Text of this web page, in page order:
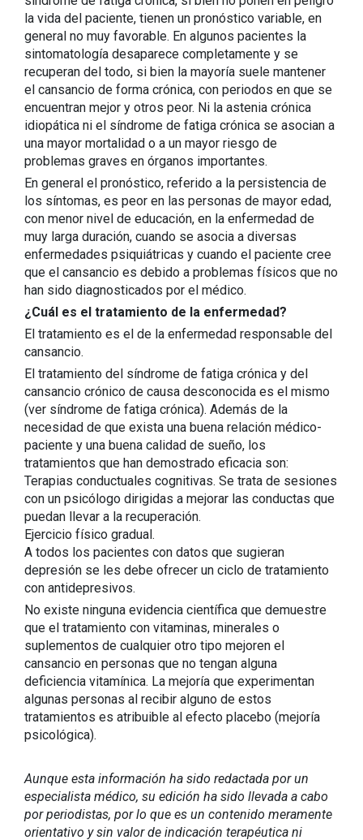
la vida del paciente, tienen un pronóstico variable, en
general no muy favorable. En algunos pacientes la
sintomatología desaparece completamente y se
recuperan del todo, si bien la mayoría suele mantener
el cansancio de forma crónica, con periodos en que se
encuentran mejor y otros peor. Ni la astenia crónica
idiopática ni el síndrome de fatiga crónica se asocian a
una mayor mortalidad o a un mayor riesgo de
problemas graves en órganos importantes.
En general el pronóstico, referido a la persistencia de
los síntomas, es peor en las personas de mayor edad,
con menor nivel de educación, en la enfermedad de
muy larga duración, cuando se asocia a diversas
enfermedades psiquiátricas y cuando el paciente cree
que el cansancio es debido a problemas físicos que no
han sido diagnosticados por el médico.
¿Cuál es el tratamiento de la enfermedad?
El tratamiento es el de la enfermedad responsable del
cansancio.
El tratamiento del síndrome de fatiga crónica y del
cansancio crónico de causa desconocida es el mismo
(ver síndrome de fatiga crónica). Además de la
necesidad de que exista una buena relación médico-
paciente y una buena calidad de sueño, los
tratamientos que han demostrado eficacia son:
Terapias conductuales cognitivas. Se trata de sesiones
con un psicólogo dirigidas a mejorar las conductas que
puedan llevar a la recuperación.
Ejercicio físico gradual.
A todos los pacientes con datos que sugieran
depresión se les debe ofrecer un ciclo de tratamiento
con antidepresivos.
No existe ninguna evidencia científica que demuestre
que el tratamiento con vitaminas, minerales o
suplementos de cualquier otro tipo mejoren el
cansancio en personas que no tengan alguna
deficiencia vitamínica. La mejoría que experimentan
algunas personas al recibir alguno de estos
tratamientos es atribuible al efecto placebo (mejoría
psicológica).
Aunque esta información ha sido redactada por un
especialista médico, su edición ha sido llevada a cabo
por periodistas, por lo que es un contenido meramente
orientativo y sin valor de indicación terapéutica ni